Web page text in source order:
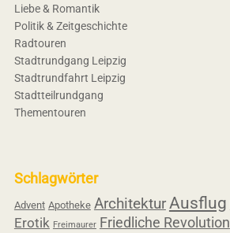
Liebe & Romantik
Politik & Zeitgeschichte
Radtouren
Stadtrundgang Leipzig
Stadtrundfahrt Leipzig
Stadtteilrundgang
Thementouren
Schlagwörter
Advent Apotheke ArchitekturAusflug
Erotik Freimaurer Friedliche Revolution